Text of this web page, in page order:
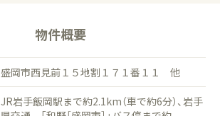
物件概要
盛岡市西見前１５地割１７１番１１ 他
JR岩手飯岡駅まで約2.1km（車で約6分）、岩手